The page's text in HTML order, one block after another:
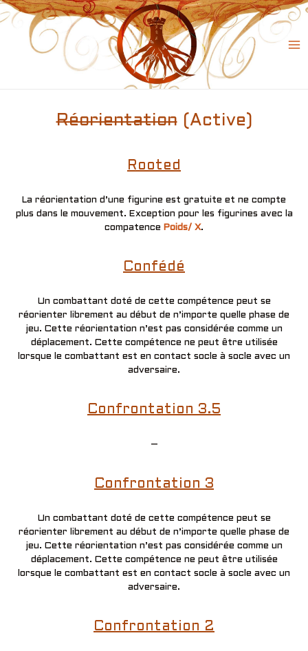
Skip
to
content
Réorientation(Active)
Rooted
La réorientation d’une figurine est gratuite et ne compte
plus dans le mouvement. Exception pour les figurines avec la
compatence Poids/ X.
Confédé
Un combattant doté de cette compétence peut se
réorienter librement au début de n’importe quelle phase de
jeu. Cette réorientation n’est pas considérée comme un
déplacement. Cette compétence ne peut être utilisée
lorsque le combattant est en contact socle à socle avec un
adversaire.
Confrontation 3.5
–
Confrontation 3
Un combattant doté de cette compétence peut se
réorienter librement au début de n’importe quelle phase de
jeu. Cette réorientation n’est pas considérée comme un
déplacement. Cette compétence ne peut être utilisée
lorsque le combattant est en contact socle à socle avec un
adversaire.
Confrontation 2